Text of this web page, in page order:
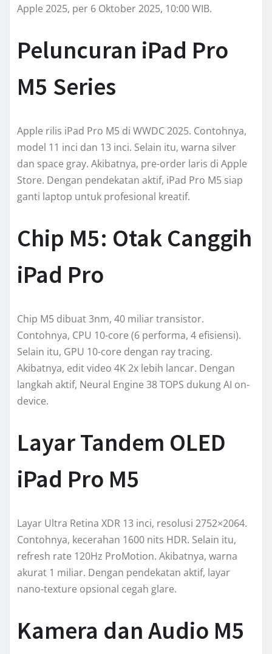
Apple 2025, per 6 Oktober 2025, 10:00 WIB.
Peluncuran iPad Pro
M5 Series
Apple rilis iPad Pro M5 di WWDC 2025. Contohnya,
model 11 inci dan 13 inci. Selain itu, warna silver
dan space gray. Akibatnya, pre-order laris di Apple
Store. Dengan pendekatan aktif, iPad Pro M5 siap
ganti laptop untuk profesional kreatif.
Chip M5: Otak Canggih
iPad Pro
Chip M5 dibuat 3nm, 40 miliar transistor.
Contohnya, CPU 10-core (6 performa, 4 efisiensi).
Selain itu, GPU 10-core dengan ray tracing.
Akibatnya, edit video 4K 2x lebih lancar. Dengan
langkah aktif, Neural Engine 38 TOPS dukung AI on-
device.
Layar Tandem OLED
iPad Pro M5
Layar Ultra Retina XDR 13 inci, resolusi 2752×2064.
Contohnya, kecerahan 1600 nits HDR. Selain itu,
refresh rate 120Hz ProMotion. Akibatnya, warna
akurat 1 miliar. Dengan pendekatan aktif, layar
nano-texture opsional cegah glare.
Kamera dan Audio M5